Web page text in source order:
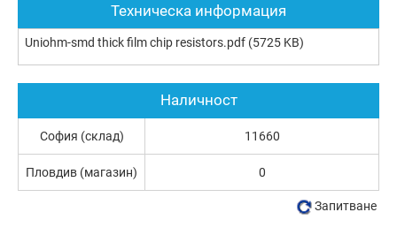
Техническа информация
Uniohm-smd thick film chip resistors.pdf (5725 KB)
Наличност
София (склад) 11660
Пловдив (магазин) 0
Запитване